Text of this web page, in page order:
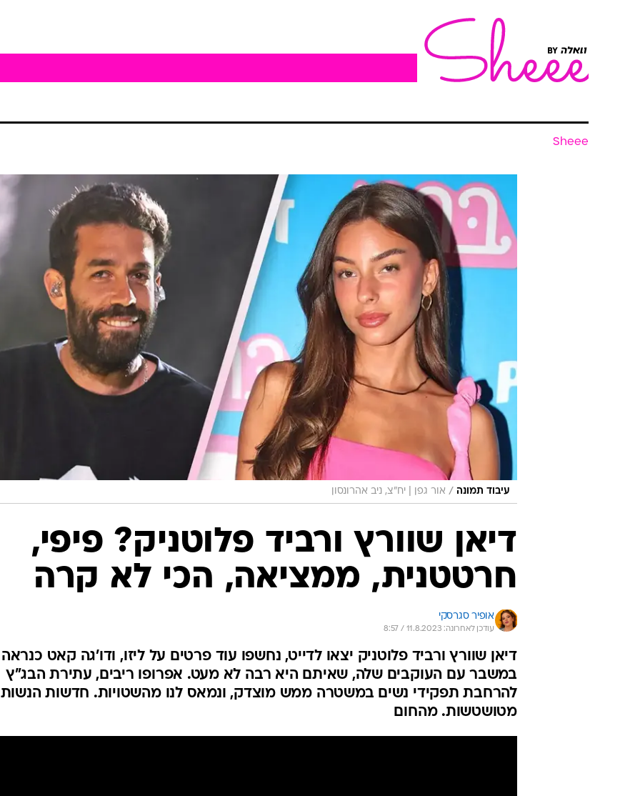
Sheee
עיבוד תמונה / אור גפן | יח"צ, ניב אהרונסון
דיאן שוורץ ורביד פלוטניק? פיפי,
חרטטנית, ממציאה, הכי לא קרה
אופיר סגרסקי
עודכן לאחרונה: 11.8.2023 / 8:57
דיאן שוורץ ורביד פלוטניק יצאו לדייט, נחשפו עוד פרטים על ליזו, ודו'גה קאט כנראה
במשבר עם העוקבים שלה, שאיתם היא רבה לא מעט. אפרופו ריבים, עתירת הבג"ץ
להרחבת תפקידי נשים במשטרה ממש מוצדק, ונמאס לנו מהשטויות. חדשות הנשות
מטושטשות. מהחום